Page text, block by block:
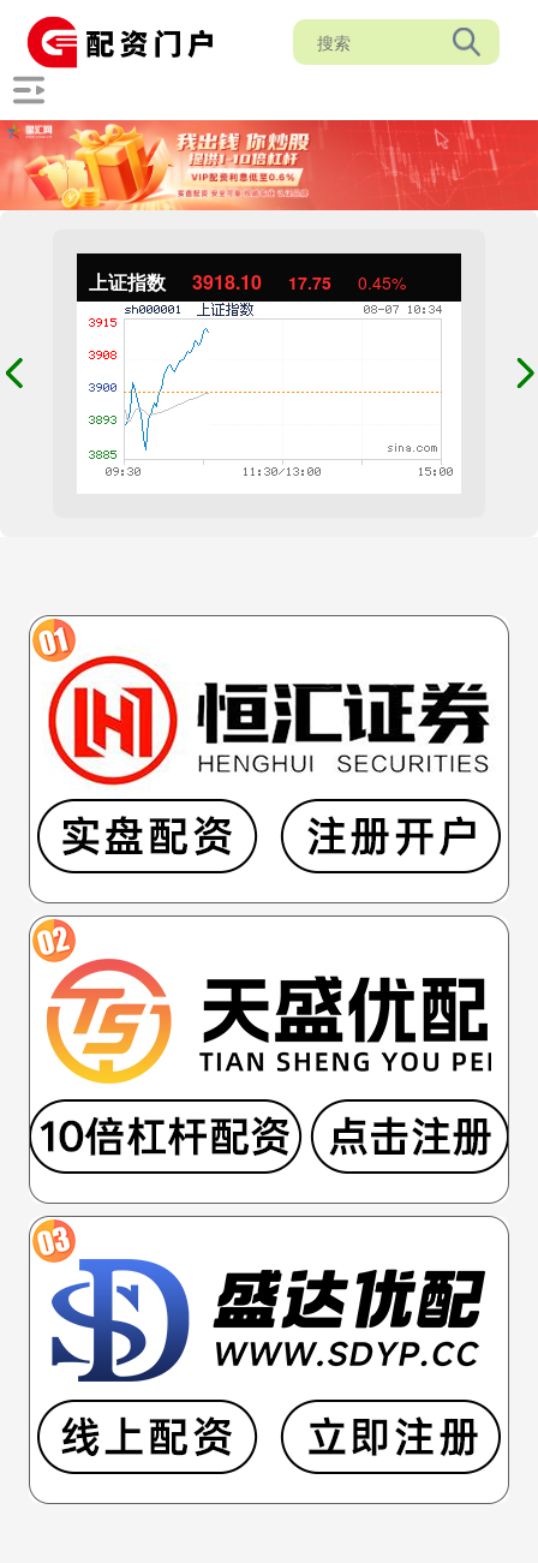
上证指数 3918.73 18.38 0.47%